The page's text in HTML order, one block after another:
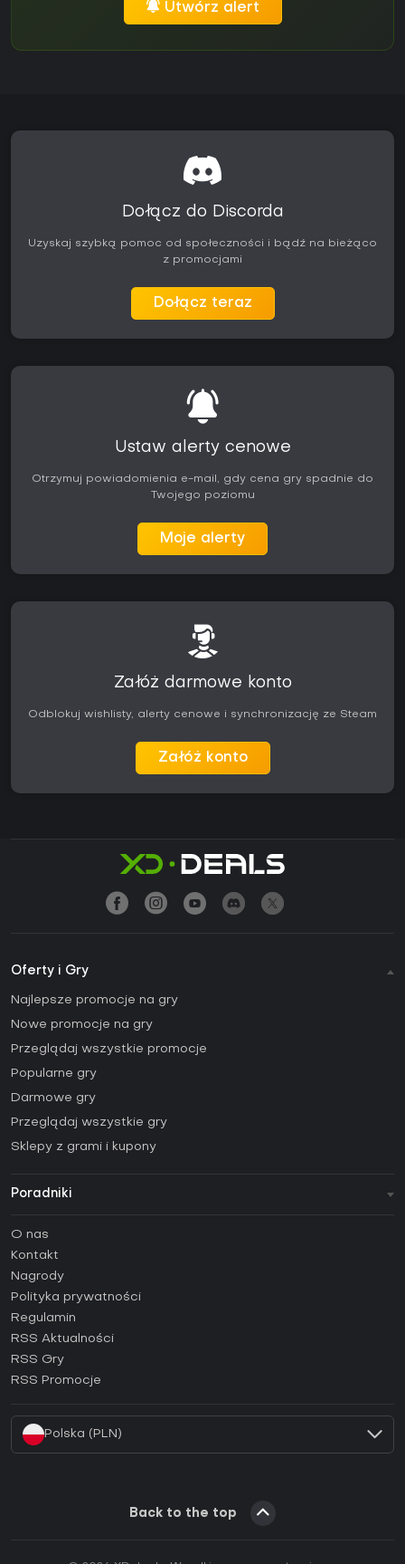
Utwórz alert
Dołącz do Discorda
Uzyskaj szybką pomoc od społeczności i bądź na bieżąco
z promocjami
Dołącz teraz
Ustaw alerty cenowe
Otrzymuj powiadomienia e-mail, gdy cena gry spadnie do
Twojego poziomu
Moje alerty
Załóż darmowe konto
Odblokuj wishlisty, alerty cenowe i synchronizację ze Steam
Załóż konto
Oferty i Gry
Najlepsze promocje na gry
Nowe promocje na gry
Przeglądaj wszystkie promocje
Popularne gry
Darmowe gry
Przeglądaj wszystkie gry
Sklepy z grami i kupony
Poradniki
Poradniki
Jak aktywować klucz Steam (CD Key)?
Jak aktywować klucz Epic Games (CD Key)?
Jak aktywować klucz GOG (CD Key)?
Jak aktywować klucz Ubisoft Connect (CD Key)?
O nas
Kontakt
Nagrody
Polityka prywatności
Regulamin
RSS Aktualności
RSS Gry
RSS Promocje
Polska (PLN)
Back to the top